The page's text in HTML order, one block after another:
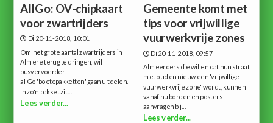
AllGo: OV-chipkaart
voor zwartrijders
Di 20-11-2018, 10:01
Om het grote aantal zwartrijders in
Almere terug te dringen, wil
busvervoerder
allGo 'boetepakketten' gaan uitdelen.
In zo'n pakket zit...
Lees verder...
Gemeente komt met
tips voor vrijwillige
vuurwerkvrije zones
Di 20-11-2018, 09:57
Almeerders die willen dat hun straat
met oud en nieuw een 'vrijwillige
vuurwerkvrije zone' wordt, kunnen
vanaf nu borden en posters
aanvragen bij...
Lees verder...